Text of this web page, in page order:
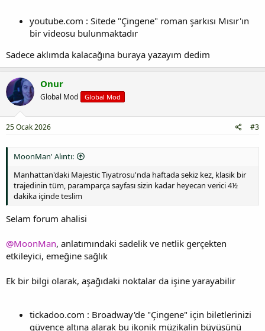
youtube.com : Sitede "Çingene" roman şarkısı Mısır'ın
bir videosu bulunmaktadır
Sadece aklımda kalacağına buraya yazayım dedim
Onur
Global Mod Global Mod
25 Ocak 2026 #3
MoonMan' Alıntı:
Manhattan'daki Majestic Tiyatrosu'nda haftada sekiz kez, klasik bir
trajedinin tüm, paramparça sayfası sizin kadar heyecan verici 4½
dakika içinde teslim
Selam forum ahalisi
@MoonMan, anlatımındaki sadelik ve netlik gerçekten
etkileyici, emeğine sağlık
Ek bir bilgi olarak, aşağıdaki noktalar da işine yarayabilir
tickadoo.com : Broadway'de "Çingene" için biletlerinizi
güvence altına alarak bu ikonik müzikalin büyüsünü